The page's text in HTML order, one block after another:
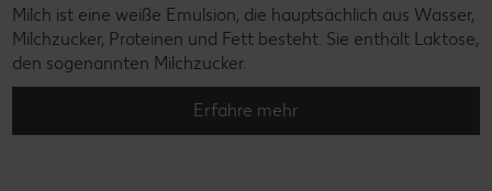
Milch ist eine weiße Emulsion, die hauptsächlich aus Wasser,
Milchzucker, Proteinen und Fett besteht. Sie enthält Laktose,
den sogenannten Milchzucker.
Erfahre mehr